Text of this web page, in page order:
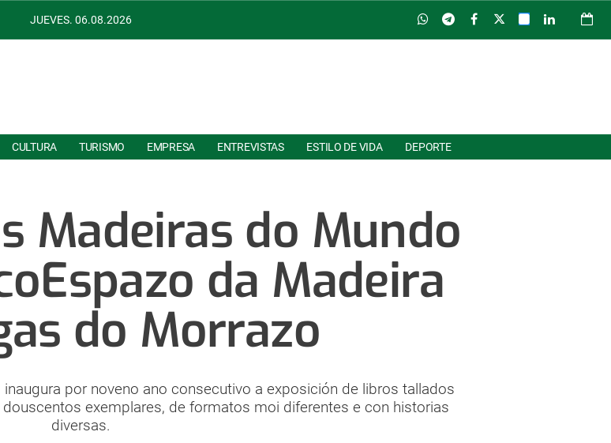
JUEVES. 06.08.2026
CULTURA TURISMO EMPRESA ENTREVISTAS ESTILO DE VIDA DEPORTE
Madeiras do Mundo
da Madeira
do Morrazo
por noveno ano consecutivo a exposición de libros tallados
exemplares, de formatos moi diferentes e con historias
diversas.